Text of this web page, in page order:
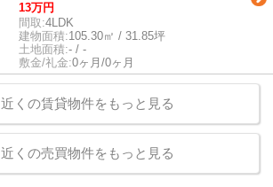
13万円
間取:4LDK
建物面積:105.30㎡ / 31.85坪
土地面積:- / -
敷金/礼金:0ヶ月/0ヶ月
近くの賃貸物件をもっと見る
近くの売買物件をもっと見る